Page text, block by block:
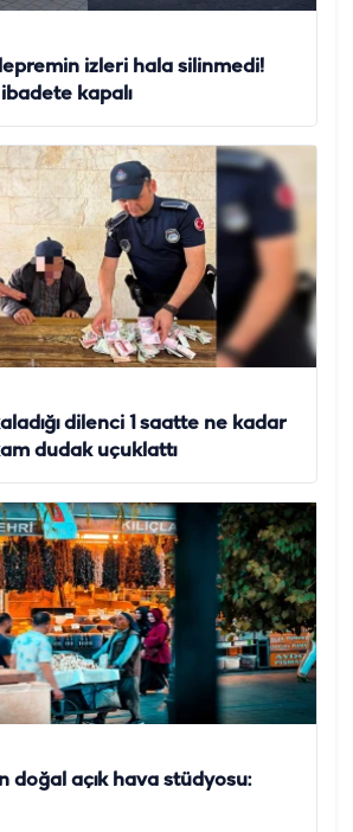
izleri hala silinmedi!
ibadete kapalı
dilenci 1 saatte ne kadar
dudak uçuklattı
doğal açık hava stüdyosu: